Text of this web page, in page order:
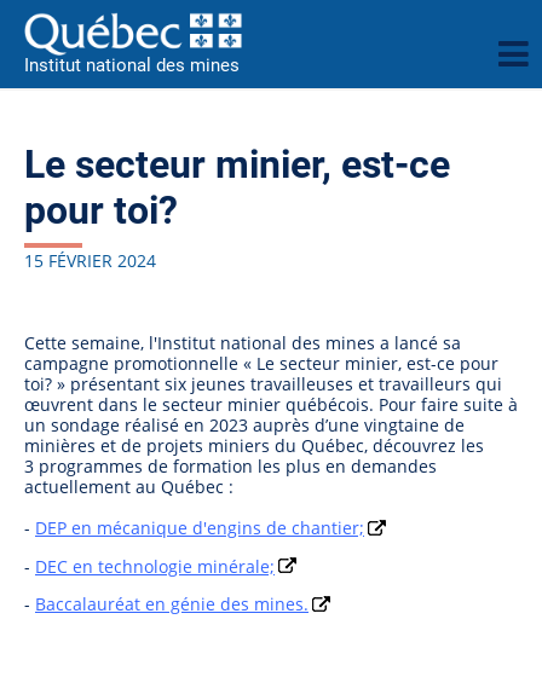
Institut national des mines
Le secteur minier, est-ce
pour toi?
15 FÉVRIER 2024
Cette semaine, l'Institut national des mines a lancé sa
campagne promotionnelle « Le secteur minier, est-ce pour
toi? » présentant six jeunes travailleuses et travailleurs qui
œuvrent dans le secteur minier québécois. Pour faire suite à
un sondage réalisé en 2023 auprès d’une vingtaine de
minières et de projets miniers du Québec, découvrez les
3 programmes de formation les plus en demandes
actuellement au Québec :
- DEP en mécanique d'engins de chantier;
- DEC en technologie minérale;
- Baccalauréat en génie des mines.